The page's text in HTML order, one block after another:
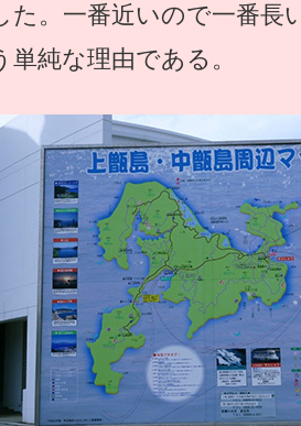
た。一番近いので一番長
純な理由である。